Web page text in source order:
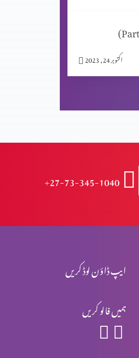
اکتوبر 24, 2023
+27-73-345-1040
ایپ ڈاؤن لوڈ کریں
ہمیں فالو کریں